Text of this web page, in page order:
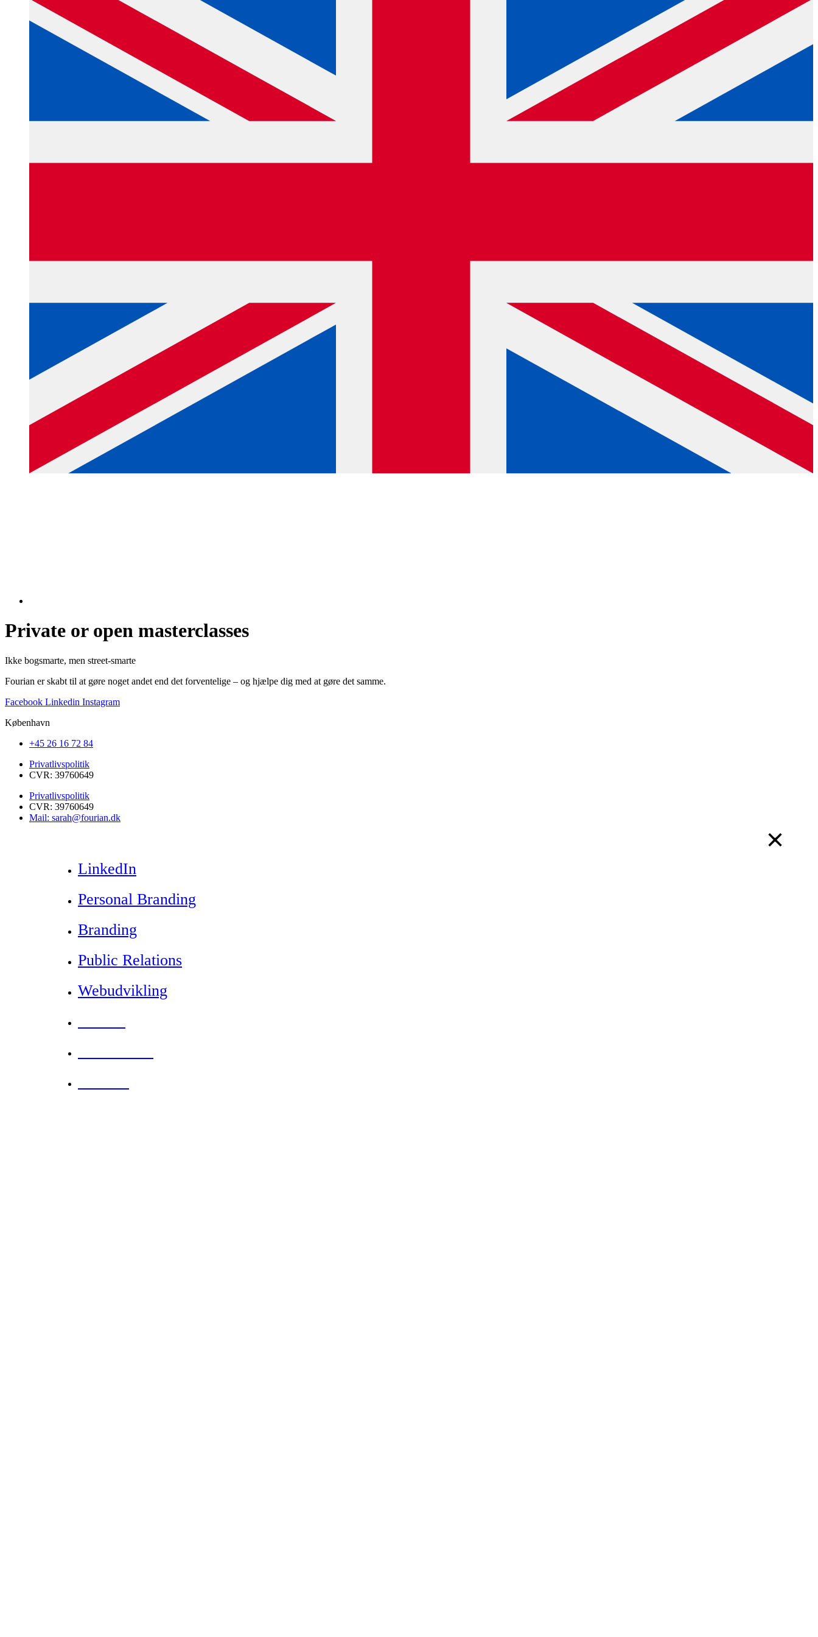
Private or open masterclasses
Ikke bogsmarte, men street-smarte
Fourian er skabt til at gøre noget andet end det forventelige – og hjælpe dig med at gøre det samme.
Facebook Linkedin Instagram
København
+45 26 16 72 84
Privatlivspolitik
CVR: 39760649
Privatlivspolitik
CVR: 39760649
Mail: sarah@fourian.dk
LinkedIn
Personal Branding
Branding
Public Relations
Webudvikling